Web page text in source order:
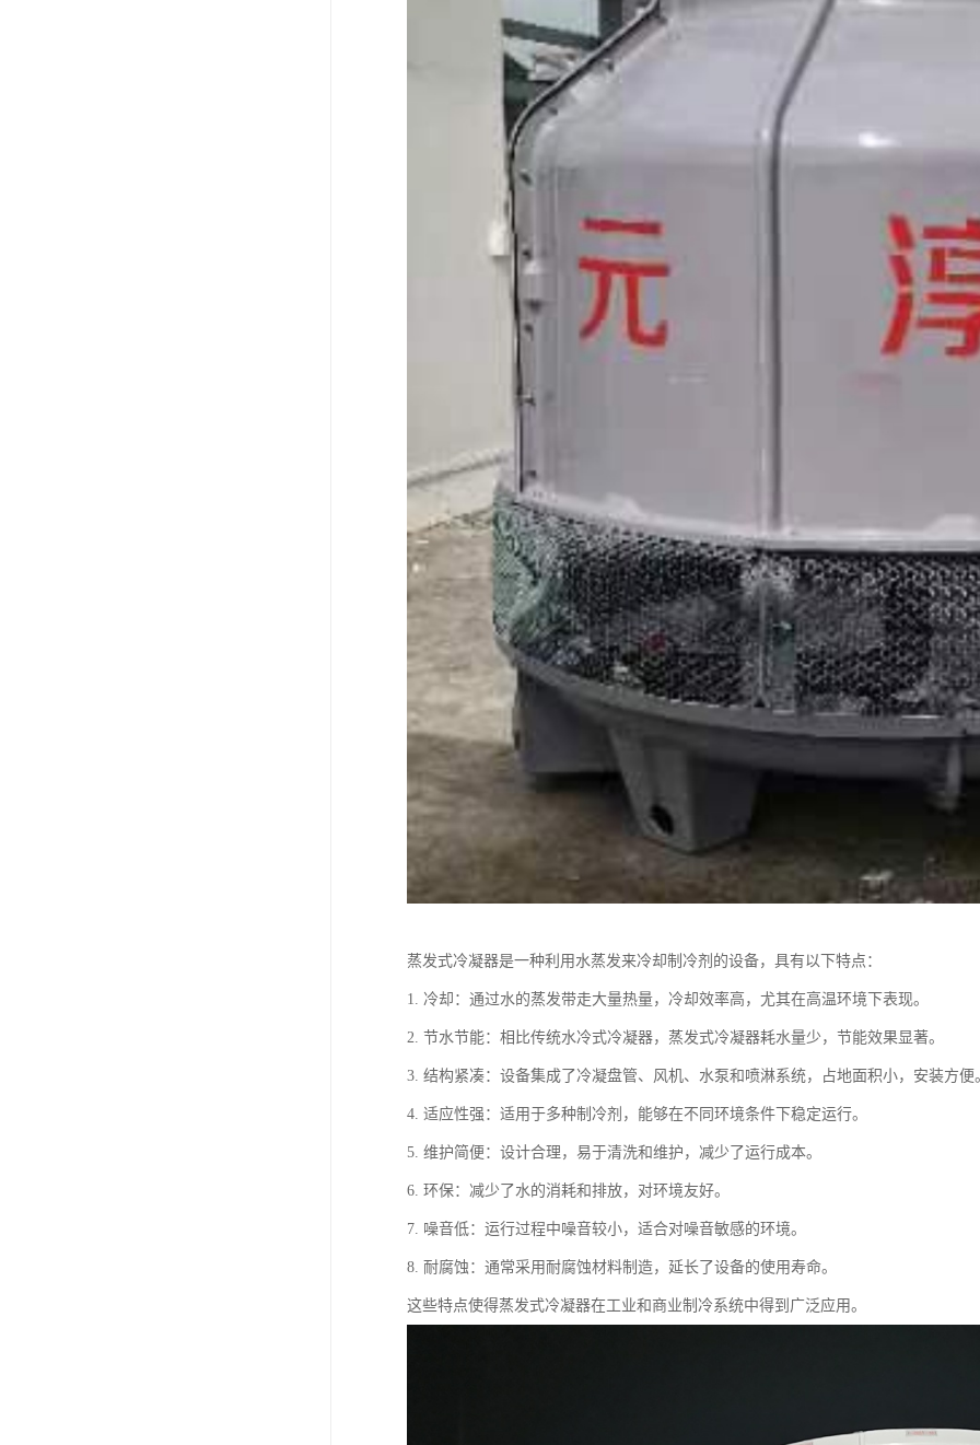
蒸发式冷凝器是一种利用水蒸发来冷却制冷剂的设备，具有以下特点：
1. 冷却：通过水的蒸发带走大量热量，冷却效率高，尤其在高温环境下表现。
2. 节水节能：相比传统水冷式冷凝器，蒸发式冷凝器耗水量少，节能效果显著。
3. 结构紧凑：设备集成了冷凝盘管、风机、水泵和喷淋系统，占地面积小，安装方便
4. 适应性强：适用于多种制冷剂，能够在不同环境条件下稳定运行。
5. 维护简便：设计合理，易于清洗和维护，减少了运行成本。
6. 环保：减少了水的消耗和排放，对环境友好。
7. 噪音低：运行过程中噪音较小，适合对噪音敏感的环境。
8. 耐腐蚀：通常采用耐腐蚀材料制造，延长了设备的使用寿命。
这些特点使得蒸发式冷凝器在工业和商业制冷系统中得到广泛应用。